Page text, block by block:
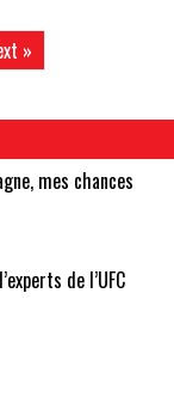
»
mes chances
de l’UFC